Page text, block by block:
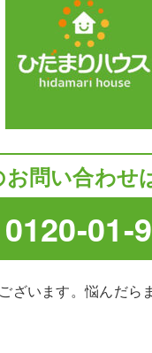
問い合わせ
01-
ざいます。悩んだら